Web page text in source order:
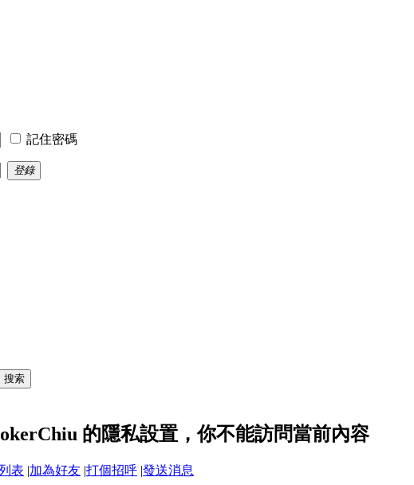
記住密碼
登錄
搜索
的隱私設置，你不能訪問當前內容
表 |加為好友 |打個招呼 |發送消息